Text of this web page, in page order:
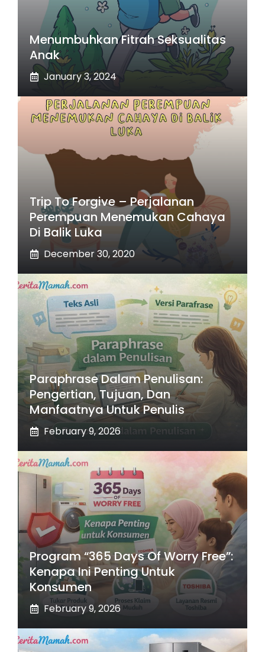
Menumbuhkan Fitrah Seksualitas
Anak
January 3, 2024
Trip To Forgive – Perjalanan
Perempuan Menemukan Cahaya
Di Balik Luka
December 30, 2020
Paraphrase Dalam Penulisan:
Pengertian, Tujuan, Dan
Manfaatnya Untuk Penulis
February 9, 2026
Program “365 Days Of Worry Free”:
Kenapa Ini Penting Untuk
Konsumen
February 9, 2026